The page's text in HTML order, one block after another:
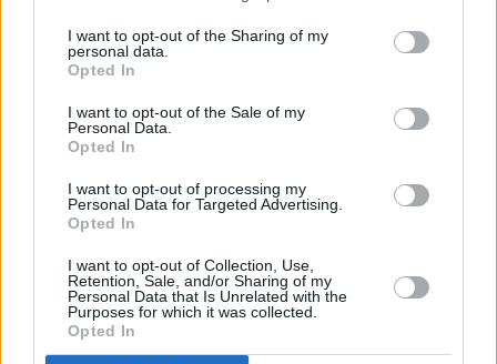
I want to opt-out of the Sharing of my
personal data.
Opted In
I want to opt-out of the Sale of my
Personal Data.
Opted In
I want to opt-out of processing my
Personal Data for Targeted Advertising.
Opted In
I want to opt-out of Collection, Use,
Retention, Sale, and/or Sharing of my
Personal Data that Is Unrelated with the
Purposes for which it was collected.
Opted In
etter bare en vaffel :( Bettina Kvarmebmk92@live.no
stine-sofie - 24.03.2015 - 11:06
Åh, eg har hatt lyst på vaflar i lang tid no, men har ikkje
hatt vaffeljernet! Dette hadde vore ein perfekt gave til
påska
Monika Dale Berland - 24.03.2015 - 11:08